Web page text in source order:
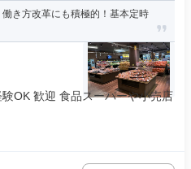
き方改革にも積極的！基本定時
OK 歓迎 食品スーパーや小売店